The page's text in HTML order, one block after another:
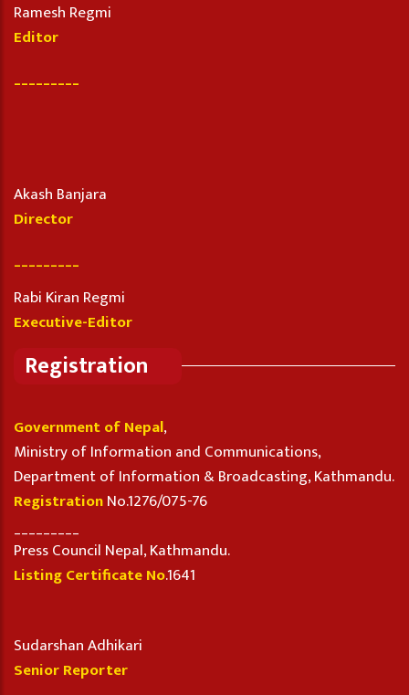
Ramesh Regmi
Editor
Akash Banjara
Director
Rabi Kiran Regmi
Executive-Editor
Registration
Government of Nepal,
Ministry of Information and Communications,
Department of Information & Broadcasting, Kathmandu.
RegistrationNo.1276/075-76
Press Council Nepal, Kathmandu.
Listing Certificate No.1641
Sudarshan Adhikari
Senior Reporter